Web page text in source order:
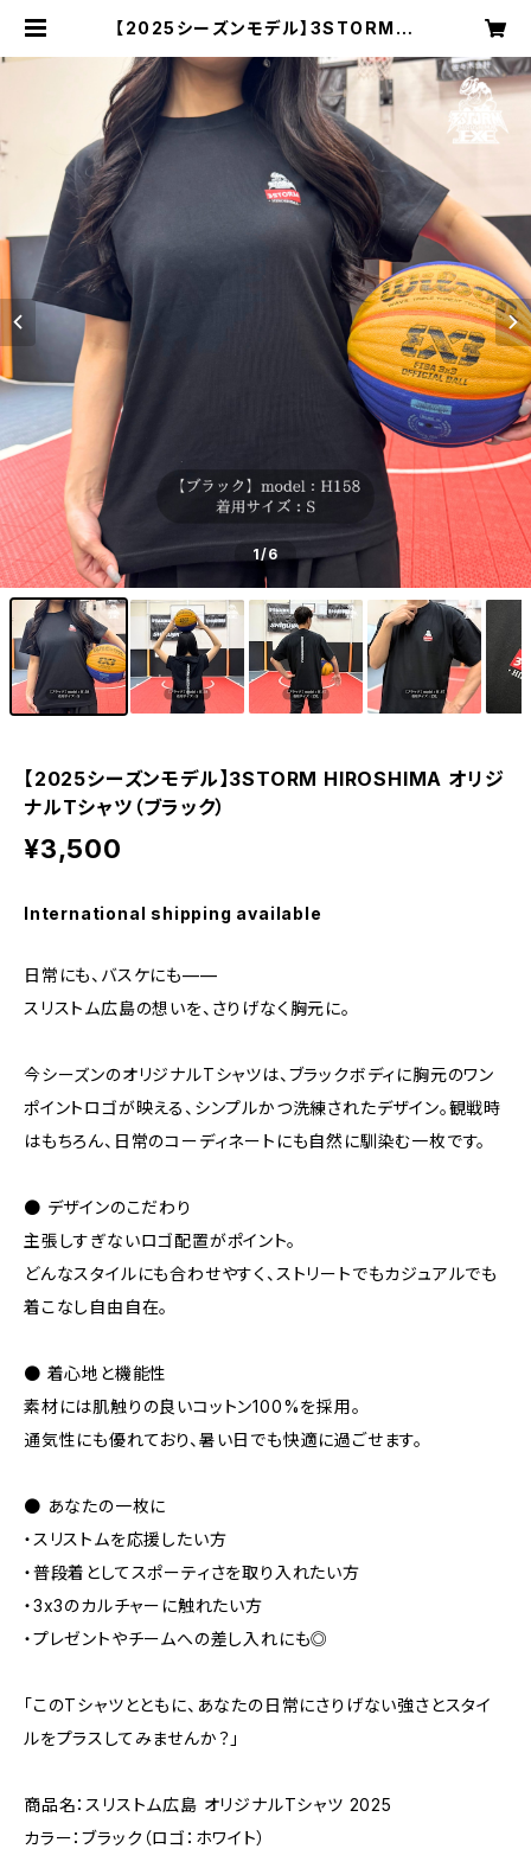
【2025シーズンモデル】3STORM H
ック） | ３STORM HIROSHIMA Of
ficial goods site
1/6
【2025シーズンモデル】3STORM HIROSHIMA オリジ
ナルTシャツ（ブラック）
¥3,500
International shipping available
日常にも、バスケにも——
スリストム広島の想いを、さりげなく胸元に。
今シーズンのオリジナルTシャツは、ブラックボディに胸元のワン
ポイントロゴが映える、シンプルかつ洗練されたデザイン。観戦時
はもちろん、日常のコーディネートにも自然に馴染む一枚です。
● デザインのこだわり
主張しすぎないロゴ配置がポイント。
どんなスタイルにも合わせやすく、ストリートでもカジュアルでも
着こなし自由自在。
● 着心地と機能性
素材には肌触りの良いコットン100%を採用。
通気性にも優れており、暑い日でも快適に過ごせます。
● あなたの一枚に
・スリストムを応援したい方
・普段着としてスポーティさを取り入れたい方
・3x3のカルチャーに触れたい方
・プレゼントやチームへの差し入れにも◎
「このTシャツとともに、あなたの日常にさりげない強さとスタイ
ルをプラスしてみませんか？」
商品名：スリストム広島 オリジナルTシャツ 2025
カラー：ブラック（ロゴ：ホワイト）